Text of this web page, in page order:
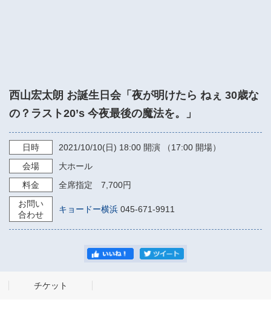
西山宏太朗 お誕生日会「夜が明けたら ねぇ 30歳な
の？ラスト20’s 今夜最後の魔法を。」
日時 2021/10/10(日) 18:00 開演 （17:00 開場）
会場
大ホール
料金
全席指定 7,700円
お問い
合わせ
キョードー横浜 045-671-9911
チケット